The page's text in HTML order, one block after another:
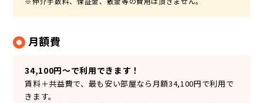
月額費
34,100円～で利用できます！
賃料＋共益費で、最も安い部屋なら月額34,100円で利用で
きます。